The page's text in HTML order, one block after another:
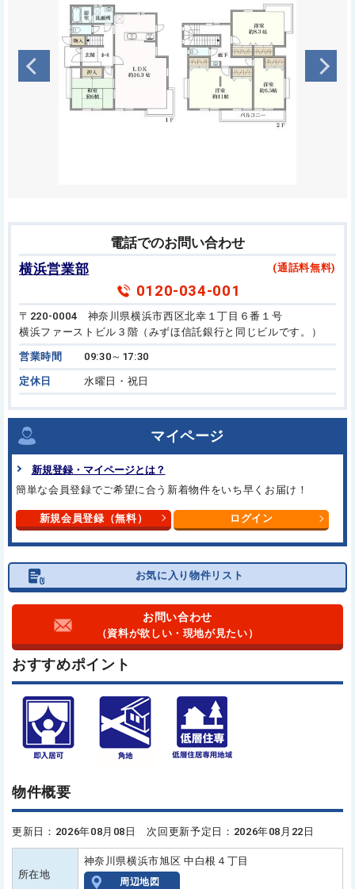
電話でのお問い合わせ
横浜営業部
(通話料無料)
0120-034-001
〒220-0004 神奈川県横浜市西区北幸１丁目６番１号
横浜ファーストビル３階（みずほ信託銀行と同じビルです。）
営業時間 09:30～17:30
定休日 水曜日・祝日
マイページ
新規登録・マイページとは？
簡単な会員登録でご希望に合う 新着物件をいち早くお届け！
新規会員登録（無料） ログイン
お気に入り物件リスト
お問い合わせ
（資料が欲しい・現地が見たい）
おすすめポイント
物件概要
更新日：2026年08月08日 次回更新予定日：2026年08月22日
所在地
神奈川県横浜市旭区 中白根４丁目
周辺地図